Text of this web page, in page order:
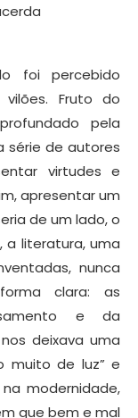
foi percebido
Fruto do
pela
série de autores
virtudes e
apresentar um
de um lado, o
a literatura, uma
nunca
clara: as
e da
deixava uma
muito de luz” e
modernidade,
que bem e mal